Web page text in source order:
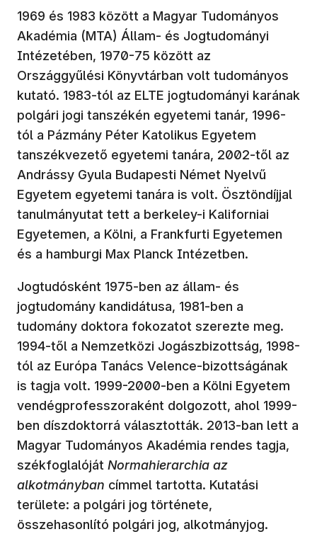
1969 és 1983 között a Magyar Tudományos
Akadémia (MTA) Állam- és Jogtudományi
Intézetében, 1970-75 között az
Országgyűlési Könyvtárban volt tudományos
kutató. 1983-tól az ELTE jogtudományi karának
polgári jogi tanszékén egyetemi tanár, 1996-
tól a Pázmány Péter Katolikus Egyetem
tanszékvezető egyetemi tanára, 2002-től az
Andrássy Gyula Budapesti Német Nyelvű
Egyetem egyetemi tanára is volt. Ösztöndíjjal
tanulmányutat tett a berkeley-i Kaliforniai
Egyetemen, a Kölni, a Frankfurti Egyetemen
és a hamburgi Max Planck Intézetben.
Jogtudósként 1975-ben az állam- és
jogtudomány kandidátusa, 1981-ben a
tudomány doktora fokozatot szerezte meg.
1994-től a Nemzetközi Jogászbizottság, 1998-
tól az Európa Tanács Velence-bizottságának
is tagja volt. 1999-2000-ben a Kölni Egyetem
vendégprofesszoraként dolgozott, ahol 1999-
ben díszdoktorrá választották. 2013-ban lett a
Magyar Tudományos Akadémia rendes tagja,
székfoglalóját Normahierarchia az
alkotmányban címmel tartotta. Kutatási
területe: a polgári jog története,
összehasonlító polgári jog, alkotmányjog.